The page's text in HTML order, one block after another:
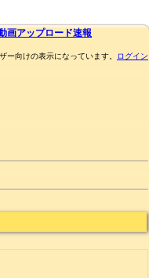
画アップロード速報
ー向けの表示になっています。 ログイン